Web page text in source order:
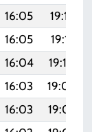
16:05 19:12
16:05 19:11
16:04 19:10
16:03 19:08
16:03 19:07